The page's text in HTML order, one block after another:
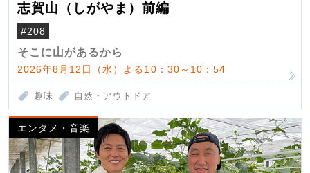
志賀山（しがやま）前編
#208
そこに山があるから
2026年8月12日（水）よる10：30～10：54
趣味 自然・アウトドア
エンタメ・音楽